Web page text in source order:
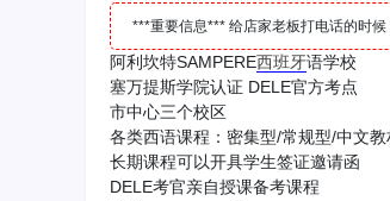
***重要信息*** 给店家老板打电话的时
阿利坎特SAMPERE西班牙语学校
塞万提斯学院认证 DELE官方考点
市中心三个校区
各类西语课程：密集型/常规型/中文教
长期课程可以开具学生签证邀请函
DELE考官亲自授课备考课程